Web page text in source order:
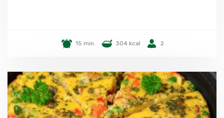
15 min. 304 kcal 2